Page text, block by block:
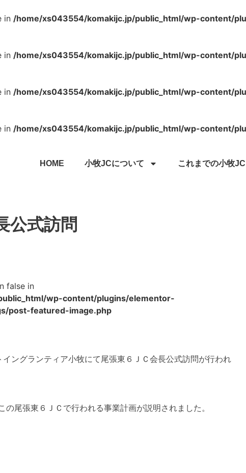
in /home/xs043554/komakijc.jp/public_html/wp-content/
in /home/xs043554/komakijc.jp/public_html/wp-content/
in /home/xs043554/komakijc.jp/public_html/wp-content/
in /home/xs043554/komakijc.jp/public_html/wp-content/
HOME 小牧JCについて これまでの小牧JC
公式訪問
false in
wp-content/plugins/elementor-
post-featured-image.php
ングランティア小牧にて尾張東６ＪＣ会長公式訪問が行われ
尾張東６ＪＣで行われる事業計画が説明されました。